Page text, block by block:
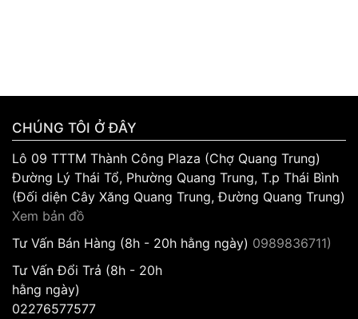
CHÚNG TÔI Ở ĐÂY
Lô 09 TTTM Thành Công Plaza (Chợ Quang Trung)
Đường Lý Thái Tổ, Phường Quang Trung, T.p Thái Bình
(Đối diện Cây Xăng Quang Trung, Đường Quang Trung)
Xem bản đồ
Tư Vấn Bán Hàng (8h - 20h hằng ngày) 0989836711)
Tư Vấn Đổi Trả (8h - 20h
hằng ngày)
02276577577